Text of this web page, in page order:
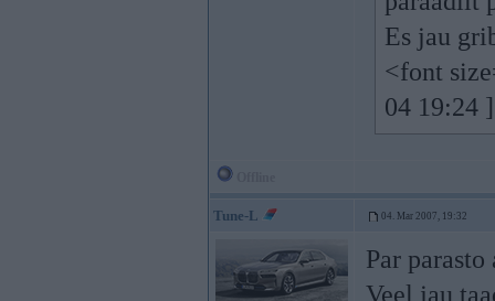
Es jau
<font
04 19:24
Tune-L 04. Mar 2007, 19:32
Par
Veel jau